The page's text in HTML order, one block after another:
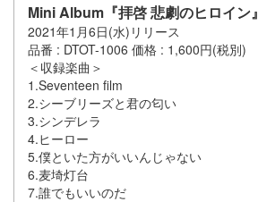
Mini Album『拝啓 悲劇のヒロイン』
2021年1月6日(水)リリース
品番 : DTOT-1006 価格 : 1,600円(税別)
＜収録楽曲＞
1.Seventeen film
2.シーブリーズと君の匂い
3.シンデレラ
4.ヒーロー
5.僕といた方がいいんじゃない
6.麦埼灯台
7.誰でもいいのだ